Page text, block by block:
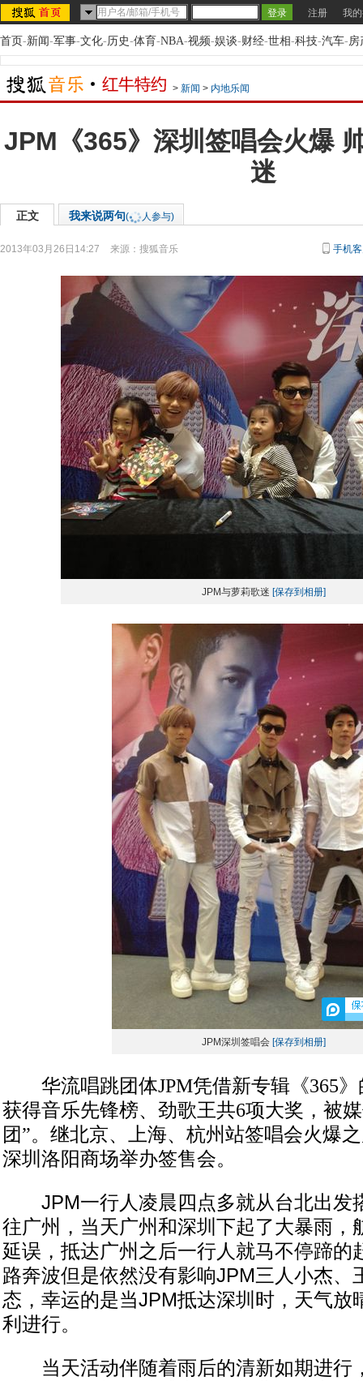
注册 我
首页-新闻-军事-文化-历史-体育-NBA-视频-娱谈-财经-世相-科技-汽车-房
> 新闻 > 内地乐闻
JPM《365》深圳签唱会火爆
迷
正文 我来说两句( 人参与)
2013年03月26日14:27 来源： 搜狐音乐 手机
JPM与萝莉歌迷 [保存到相册]
JPM深圳签唱会 [保存到相册]
华流唱跳团体JPM凭借新专辑《365》
获得音乐先锋榜、劲歌王共6项大奖，被
团”。继北京、上海、杭州站签唱会火爆
深圳洛阳商场举办签售会。
JPM一行人凌晨四点多就从台北出发
往广州，当天广州和深圳下起了大暴雨，
延误，抵达广州之后一行人就马不停蹄的
路奔波但是依然没有影响JPM三人小杰、
态，幸运的是当JPM抵达深圳时，天气放
利进行。
当天活动伴随着雨后的清新如期进行